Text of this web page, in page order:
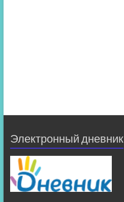
Электронный дневник